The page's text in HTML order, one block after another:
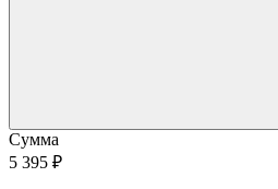
Сумма
5 395 ₽